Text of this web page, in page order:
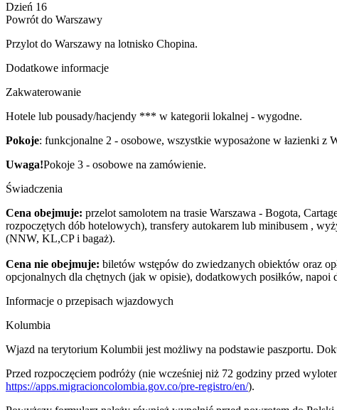
Dzień 16
Powrót do Warszawy
Przylot do Warszawy na lotnisko Chopina.
Dodatkowe informacje
Zakwaterowanie
Hotele lub pousady/hacjendy *** w kategorii lokalnej - wygodne.
Pokoje: funkcjonalne 2 - osobowe, wszystkie wyposażone w łazienki z
Uwaga!Pokoje 3 - osobowe na zamówienie.
Świadczenia
Cena obejmuje: przelot samolotem na trasie Warszawa - Bogota,
rozpoczętych dób hotelowych), transfery autokarem lub minibusem ,
(NNW, KL,CP i bagaż).
Cena nie obejmuje: biletów wstępów do zwiedzanych obiektów oraz
opcjonalnych dla chętnych (jak w opisie), dodatkowych posiłków, napoi
Informacje o przepisach wjazdowych
Kolumbia
Wjazd na terytorium Kolumbii jest możliwy na podstawie paszportu.
Przed rozpoczęciem podróży (nie wcześniej niż 72 godziny przed
https://apps.migracioncolombia.gov.co/pre-registro/en/).